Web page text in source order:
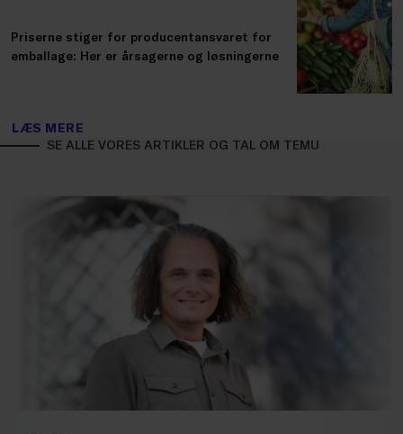
Priserne stiger for producentansvaret for
emballage: Her er årsagerne og løsningerne
LÆS MERE
SE ALLE VORES ARTIKLER OG TAL OM TEMU